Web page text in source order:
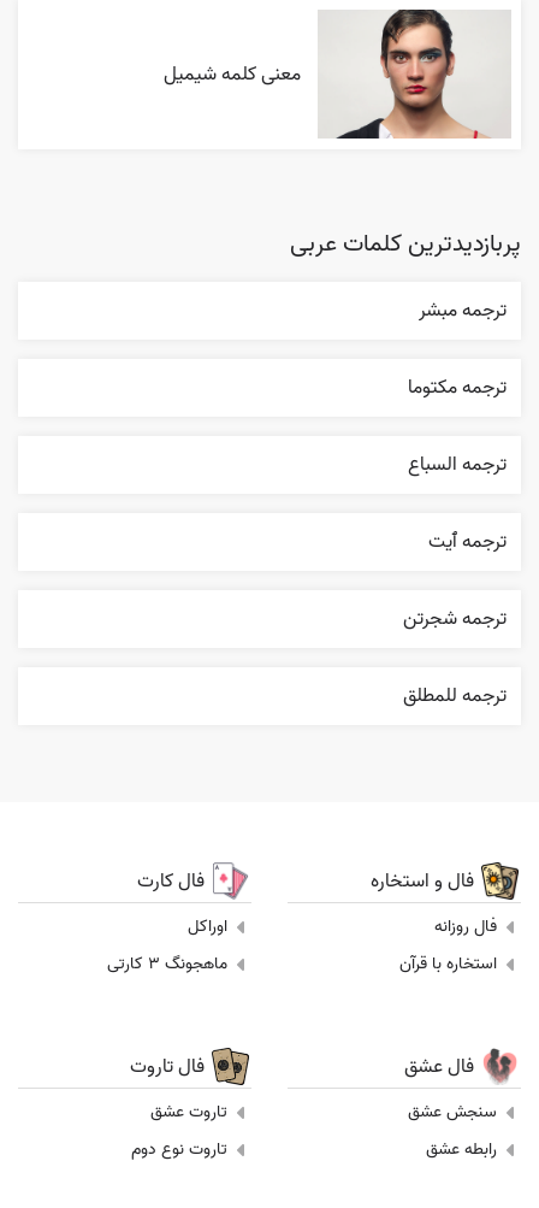
معنی کلمه شیمیل
پربازدیدترین کلمات عربی
ترجمه مبشر
ترجمه مکتوما
ترجمه السباع
ترجمه ٱیت
ترجمه شجرتن
ترجمه للمطلق
فال و استخاره
فال روزانه
استخاره با قرآن
فال کارت
اوراکل
ماهجونگ 3 کارتی
فال عشق
سنجش عشق
رابطه عشق
فال تاروت
تاروت عشق
تاروت نوع دوم